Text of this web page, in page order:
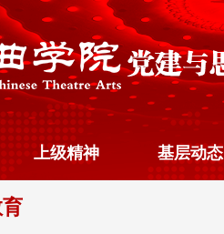
上级精神 基层动态